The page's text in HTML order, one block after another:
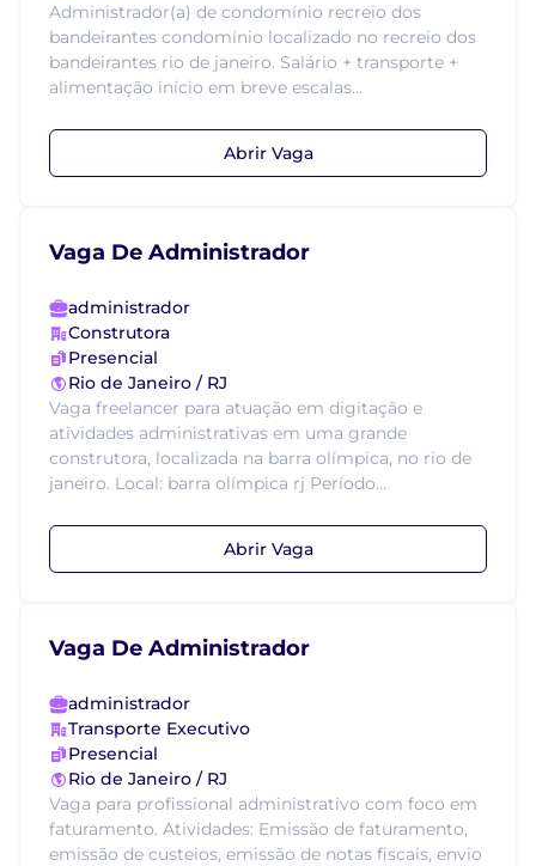
Administrador(a) de condomínio recreio dos
bandeirantes condomínio localizado no recreio dos
bandeirantes rio de janeiro. Salário + transporte +
alimentação início em breve escalas...
Abrir Vaga
Vaga De Administrador
administrador
Construtora
Presencial
Rio de Janeiro / RJ
Vaga freelancer para atuação em digitação e
atividades administrativas em uma grande
construtora, localizada na barra olímpica, no rio de
janeiro. Local: barra olímpica rj Período...
Abrir Vaga
Vaga De Administrador
administrador
Transporte Executivo
Presencial
Rio de Janeiro / RJ
Vaga para profissional administrativo com foco em
faturamento. Atividades: Emissão de faturamento,
emissão de custeios, emissão de notas fiscais, envio